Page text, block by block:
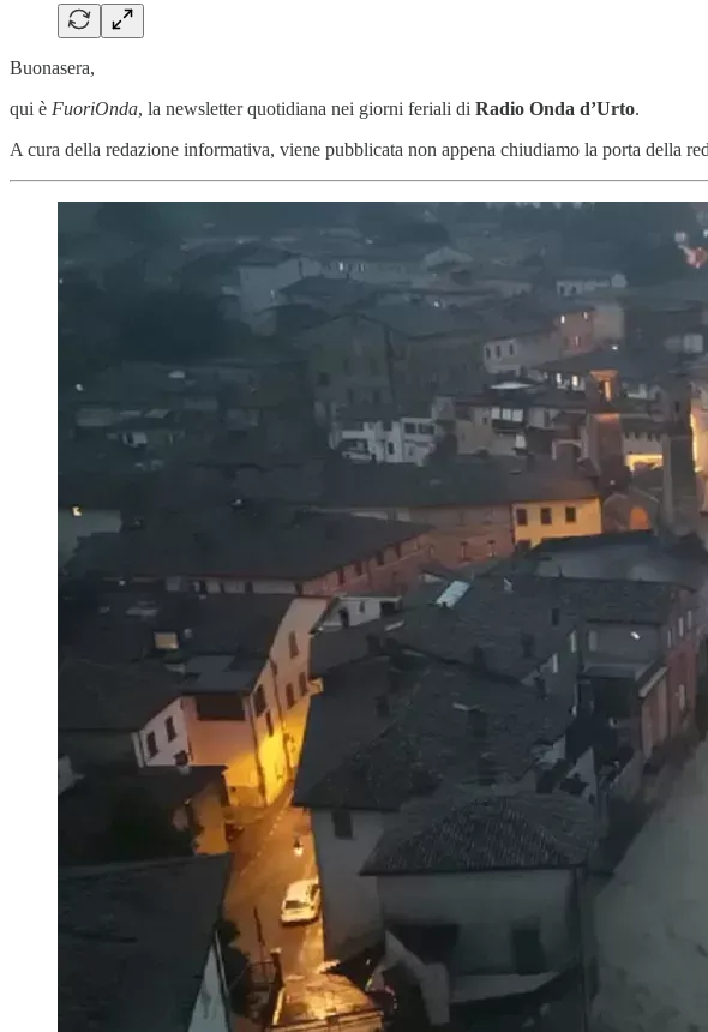
Buonasera,
qui è FuoriOnda, la newsletter quotidiana nei giorni feriali di Radio Onda d’Urto.
A cura della redazione informativa, viene pubblicata non appena chiudiamo la porta della